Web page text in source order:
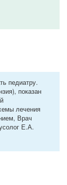
педиатру.
показан
лечения
Врач
Е.А.